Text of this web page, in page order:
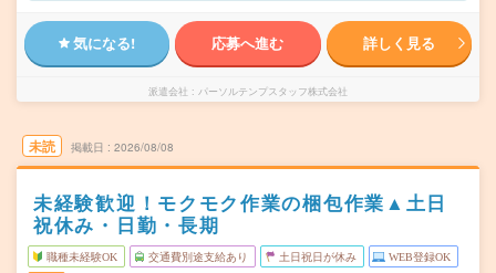
気になる! 応募へ進む 詳しく見る
派遣会社 パーソルテンプスタッフ株式会社
未読 掲載日 2026/08/08
未経験歓迎！モクモク作業の梱包作業▲土日
祝休み・日勤・長期
職種未経験OK 交通費別途支給あり 土日祝日が休み WEB登録OK